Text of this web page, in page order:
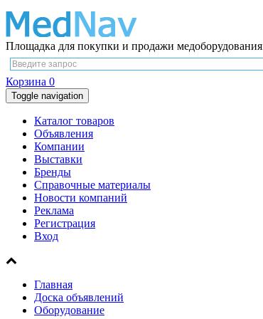
Площадка для покупки и продажи медоборудования
Корзина 0
Toggle navigation
Каталог товаров
Объявления
Компании
Выставки
Бренды
Справочные материалы
Новости компаний
Реклама
Регистрация
Вход
Главная
Доска объявлений
Оборудование